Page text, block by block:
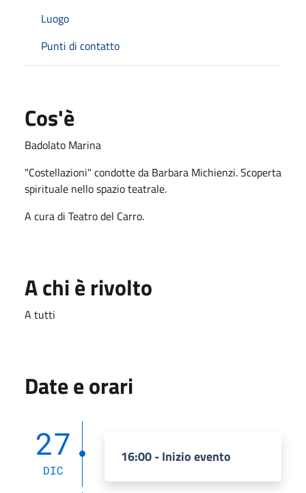
Luogo
Punti di contatto
Cos'è
Badolato Marina
"Costellazioni" condotte da Barbara Michienzi. Scoperta
spirituale nello spazio teatrale.
A cura di Teatro del Carro.
A chi è rivolto
A tutti
Date e orari
27
DIC
16:00 - Inizio evento